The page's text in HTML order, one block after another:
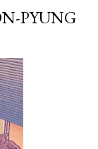
PYUNG